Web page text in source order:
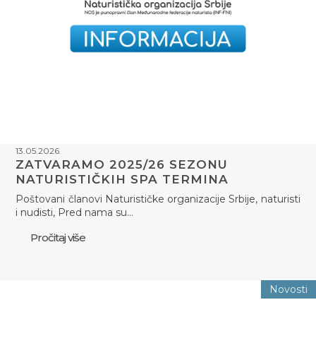
13.05.2026.
ZATVARAMO 2025/26 SEZONU
NATURISTIČKIH SPA TERMINA
Poštovani članovi Naturističke organizacije Srbije, naturisti
i nudisti, Pred nama su…
Pročitaj više
Novosti